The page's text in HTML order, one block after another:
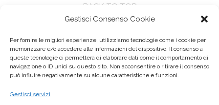
Gestisci Consenso Cookie
Per fornire le migliori esperienze, utilizziamo tecnologie come i cookie per
memorizzare e/o accedere alle informazioni del dispositivo. Il consenso a
queste tecnologie ci permetterà di elaborare dati come il comportamento di
navigazione o ID unici su questo sito. Non acconsentire o ritirare il consenso
può influire negativamente su alcune caratteristiche e funzioni.
Gestisci servizi
BACK TO TOP
Anseo di Elisa cattani - Via Paolo Ferrari, 94, 41121 Modena MO